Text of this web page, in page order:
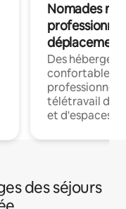
Nomades
déplacement
Des
confortables
professionnels
télétravail
et d'espaces
des séjours